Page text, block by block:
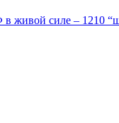
живой силе – 1210